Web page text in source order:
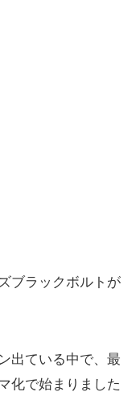
ブラックボルトが
出ている中で、最
化で始まりました